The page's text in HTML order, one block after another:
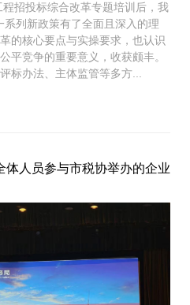
招投标综合改革专题培训后，我
列新政策有了全面且深入的理
的核心要点与实操要求，也认识
平竞争的重要意义，收获颇丰。
办法、主体监管等多方...
体人员参与市税协举办的企业